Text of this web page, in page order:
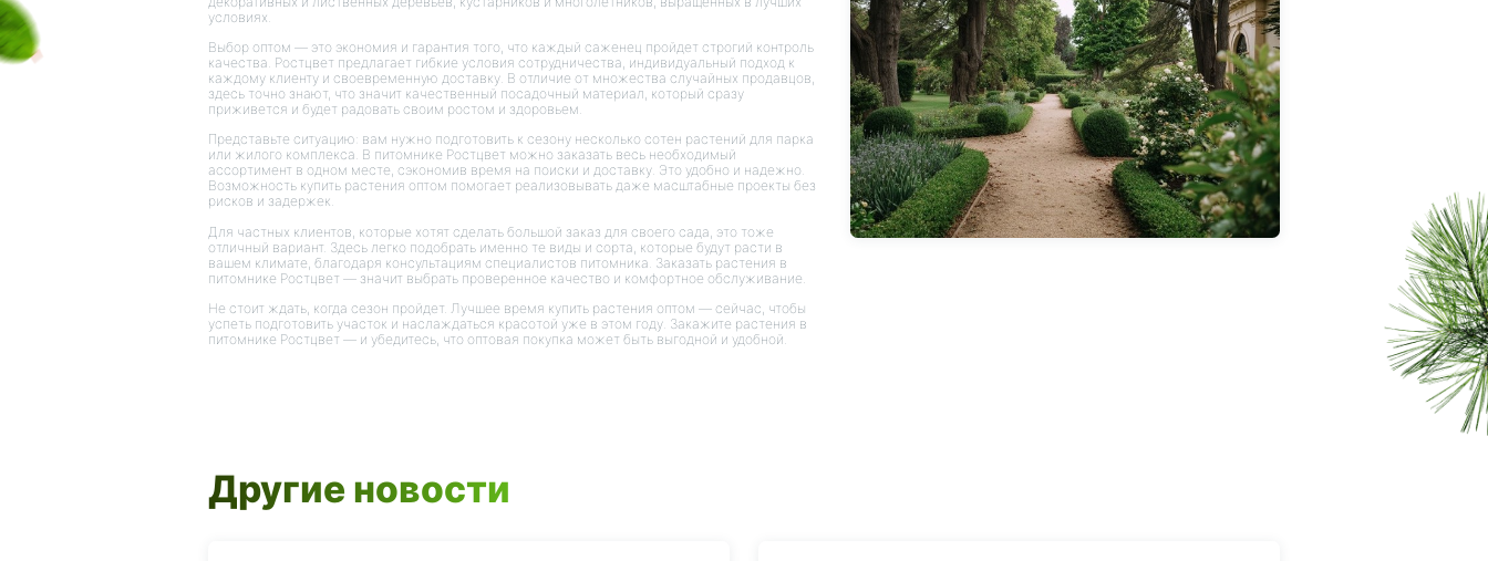
условиях.
Выбор оптом — это экономия и гарантия того, что каждый саженец пройдет строгий контроль
качества. Ростцвет предлагает гибкие условия сотрудничества, индивидуальный подход к
каждому клиенту и своевременную доставку. В отличие от множества случайных продавцов,
здесь точно знают, что значит качественный посадочный материал, который сразу
приживется и будет радовать своим ростом и здоровьем.
Представьте ситуацию: вам нужно подготовить к сезону несколько сотен растений для парка
или жилого комплекса. В питомнике Ростцвет можно заказать весь необходимый
ассортимент в одном месте, сэкономив время на поиски и доставку. Это удобно и надежно.
Возможность купить растения оптом помогает реализовывать даже масштабные проекты без
рисков и задержек.
Для частных клиентов, которые хотят сделать большой заказ для своего сада, это тоже
отличный вариант. Здесь легко подобрать именно те виды и сорта, которые будут расти в
вашем климате, благодаря консультациям специалистов питомника. Заказать растения в
питомнике Ростцвет — значит выбрать проверенное качество и комфортное обслуживание.
Не стоит ждать, когда сезон пройдет. Лучшее время купить растения оптом — сейчас, чтобы
успеть подготовить участок и наслаждаться красотой уже в этом году. Закажите растения в
питомнике Ростцвет — и убедитесь, что оптовая покупка может быть выгодной и удобной.
Другие новости